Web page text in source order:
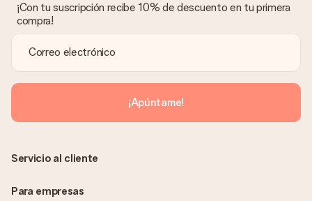
¡Con tu suscripción recibe 10% de descuento en tu primera
compra!
¡Apúntame!
Servicio al cliente
Para empresas